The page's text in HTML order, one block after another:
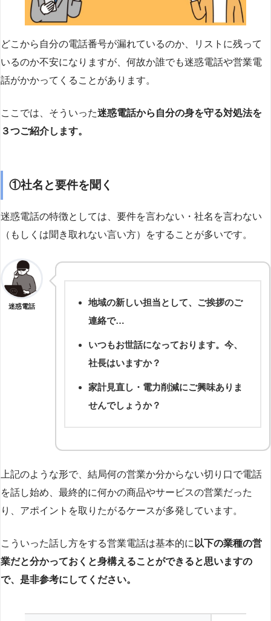
どこから自分の電話番号が漏れているのか、リストに残って
いるのか不安になりますが、何故か誰でも迷惑電話や営業電
話がかかってくることがあります。
ここでは、そういった迷惑電話から自分の身を守る対処法を
３つご紹介します。
①社名と要件を聞く
迷惑電話の特徴としては、要件を言わない・社名を言わない
（もしくは聞き取れない言い方）をすることが多いです。
迷惑電話
地域の新しい担当として、ご挨拶のご
連絡で…
いつもお世話になっております。今、
社長はいますか？
家計見直し・電力削減にご興味ありま
せんでしょうか？
上記のような形で、結局何の営業か分からない切り口で電話
を話し始め、最終的に何かの商品やサービスの営業だった
り、アポイントを取りたがるケースが多発しています。
こういった話し方をする営業電話は基本的に 以下の業種の営
業だと分かっておくと身構えることができると思いますの
で、是非参考にしてください。